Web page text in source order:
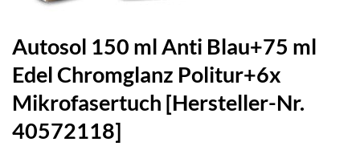
Autosol 150 ml Anti Blau+75 ml
Edel Chromglanz Politur+6x
Mikrofasertuch [Hersteller-Nr.
40572118]